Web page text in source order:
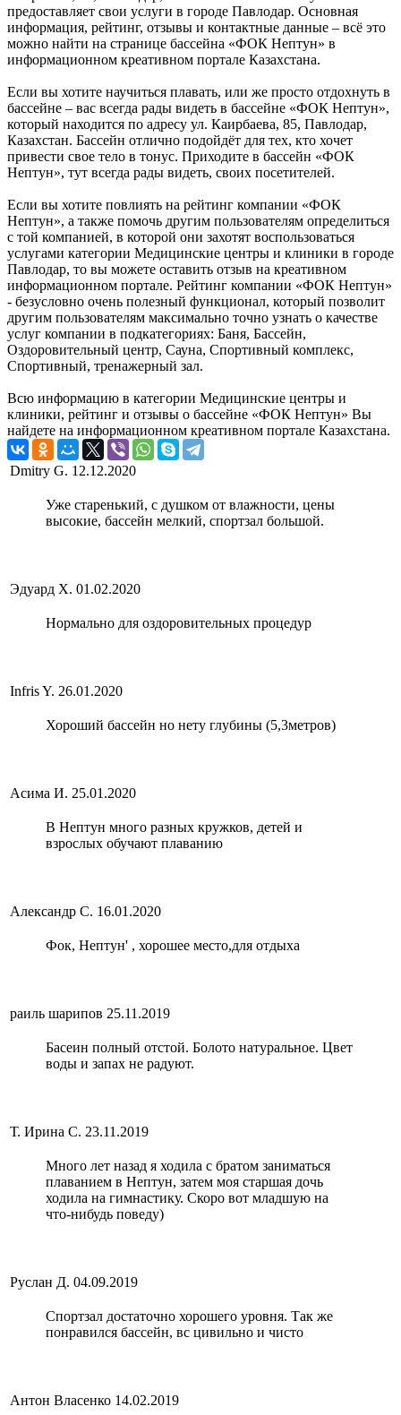
предоставляет свои услуги в городе Павлодар. Основная
информация, рейтинг, отзывы и контактные данные – всё это
можно найти на странице бассейна «ФОК Нептун» в
информационном креативном портале Казахстана.
Если вы хотите научиться плавать, или же просто отдохнуть в
бассейне – вас всегда рады видеть в бассейне «ФОК Нептун»,
который находится по адресу ул. Каирбаева, 85, Павлодар,
Казахстан. Бассейн отлично подойдёт для тех, кто хочет
привести свое тело в тонус. Приходите в бассейн «ФОК
Нептун», тут всегда рады видеть, своих посетителей.
Если вы хотите повлиять на рейтинг компании «ФОК
Нептун», а также помочь другим пользователям определиться
с той компанией, в которой они захотят воспользоваться
услугами категории Медицинские центры и клиники в городе
Павлодар, то вы можете оставить отзыв на креативном
информационном портале. Рейтинг компании «ФОК Нептун»
- безусловно очень полезный функционал, который позволит
другим пользователям максимально точно узнать о качестве
услуг компании в подкатегориях: Баня, Бассейн,
Оздоровительный центр, Сауна, Спортивный комплекс,
Спортивный, тренажерный зал.
Всю информацию в категории Медицинские центры и
клиники, рейтинг и отзывы о бассейне «ФОК Нептун» Вы
найдете на информационном креативном портале Казахстана.
Dmitry G. 12.12.2020
Уже старенький, с душком от влажности, цены
высокие, бассейн мелкий, спортзал большой.
Эдуард Х. 01.02.2020
Нормально для оздоровительных процедур
Infris Y. 26.01.2020
Хороший бассейн но нету глубины (5,3метров)
Асима И. 25.01.2020
В Нептун много разных кружков, детей и
взрослых обучают плаванию
Александр С. 16.01.2020
Фок, Нептун' , хорошее место,для отдыха
раиль шарипов 25.11.2019
Басеин полный отстой. Болото натуральное. Цвет
воды и запах не радуют.
Т. Ирина С. 23.11.2019
Много лет назад я ходила с братом заниматься
плаванием в Нептун, затем моя старшая дочь
ходила на гимнастику. Скоро вот младшую на
что-нибудь поведу)
Руслан Д. 04.09.2019
Спортзал достаточно хорошего уровня. Так же
понравился бассейн, вс цивильно и чисто
Антон Власенко 14.02.2019